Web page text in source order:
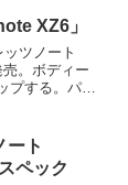
XZ6」
ツノート
売。ボディー
プする。パナ
ート
ペック